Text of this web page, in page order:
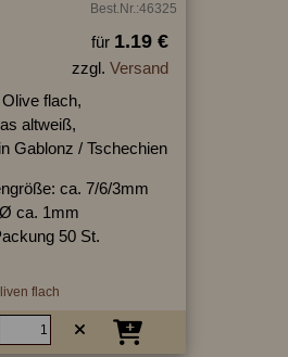
Best.Nr.:46325
für 1.19 €
zzgl. Versand
flach,
altweiß,
Gablonz / Tschechien
ca. 7/6/3mm
ca. 1mm
50 St.
flach